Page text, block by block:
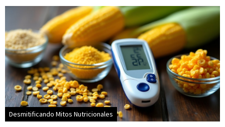
Desmitificando Mitos Nutricionales